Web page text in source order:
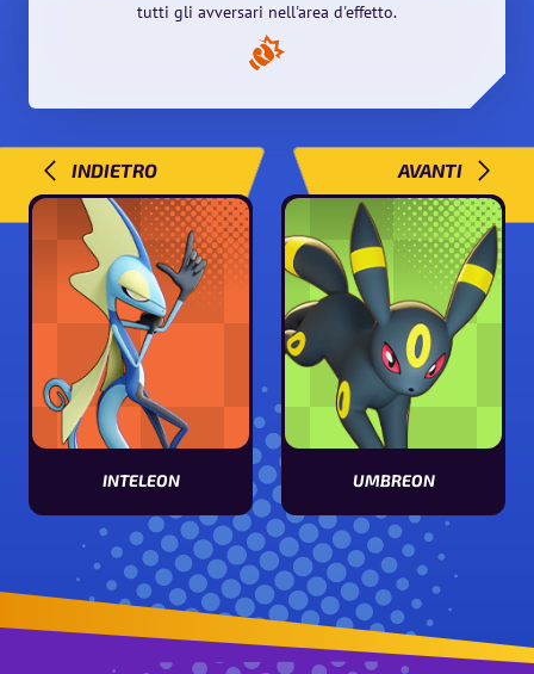
tutti gli avversari nell'area d'effetto.
INDIETRO
INTELEON
Vedi le statistiche di Inteleon
AVANTI
UMBREON
Vedi le statistiche di Umbreon